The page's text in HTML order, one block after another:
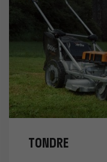
TONDRE